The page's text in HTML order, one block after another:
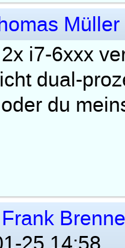
Müller
i7-6xxx
dual-
du
Frank